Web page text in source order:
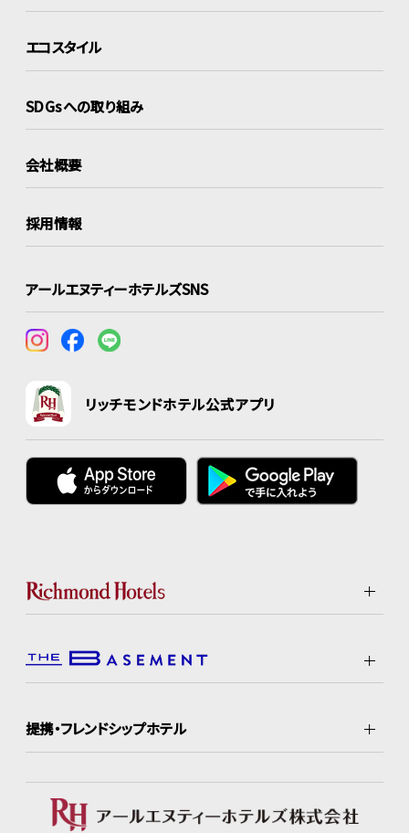
エコスタイル
SDGsへの取り組み
会社概要
採用情報
アールエヌティーホテルズSNS
リッチモンドホテル公式アプリ
提携・フレンドシップホテル